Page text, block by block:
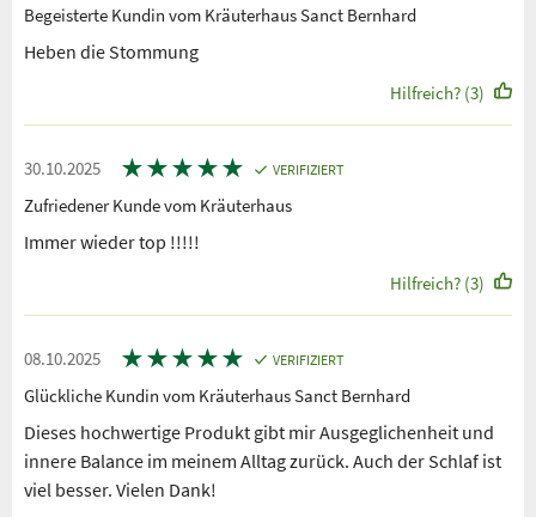
Begeisterte Kundin vom Kräuterhaus Sanct Bernhard
Heben die Stommung
Hilfreich? (3)
30.10.2025 ★★★★★ VERIFIZIERT
Zufriedener Kunde vom Kräuterhaus
Immer wieder top !!!!!
Hilfreich? (3)
08.10.2025 ★★★★★ VERIFIZIERT
Glückliche Kundin vom Kräuterhaus Sanct Bernhard
Dieses hochwertige Produkt gibt mir Ausgeglichenheit und
innere Balance im meinem Alltag zurück. Auch der Schlaf ist
viel besser. Vielen Dank!